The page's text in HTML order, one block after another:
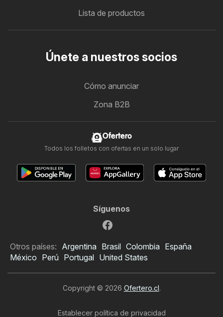
Lista de productos
Únete a nuestros socios
Cómo anunciar
Zona B2B
Ofertero
Todos los folletos con ofertas en un solo lugar
Síguenos
Otros países: Argentina Brasil Colombia España
México Perú Portugal United States
Copyright © 2026 Ofertero.cl.
Establecer política de privacidad